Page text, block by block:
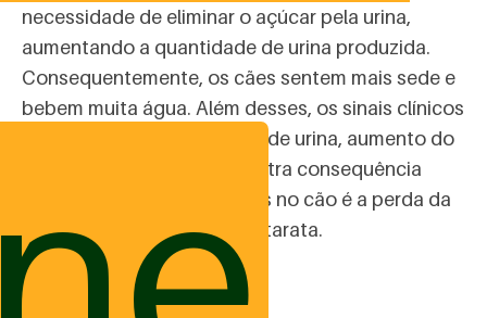
necessidade de eliminar o açúcar pela urina,
aumentando a quantidade de urina produzida.
Consequentemente, os cães sentem mais sede e
bebem muita água. Além desses, os sinais clínicos
comuns são: alta produção de urina, aumento do
apetite e perda de peso. Outra consequência
comum do diabetes mellitus no cão é a perda da
visão pela ocorrência de catarata.